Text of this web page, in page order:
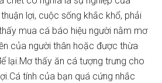
lợi, cuộc sống khắc khổ, phải
mua cá báo hiệu người nằm mơ
của người thân hoặc được thừa
lại.Mơ thấy ăn cá tượng trưng cho
tính của bạn quá cứng nhắc